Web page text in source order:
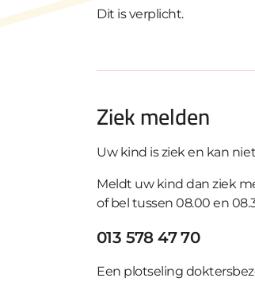
Dit is verplicht.
Ziek melden
Uw kind is ziek en kan
Meldt uw kind dan ziek
of bel tussen 08.00 en
013 578 47 70
Een plotseling